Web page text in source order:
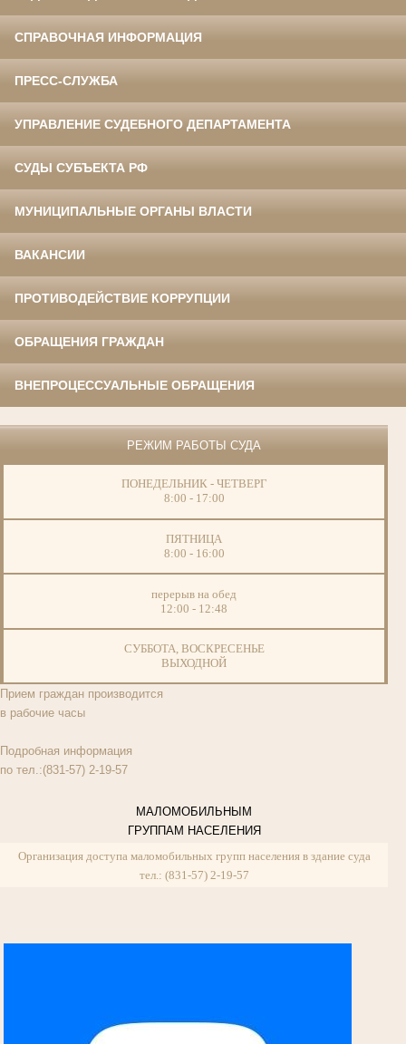
СПРАВОЧНАЯ ИНФОРМАЦИЯ
ПРЕСС-СЛУЖБА
УПРАВЛЕНИЕ СУДЕБНОГО ДЕПАРТАМЕНТА
СУДЫ СУБЪЕКТА РФ
МУНИЦИПАЛЬНЫЕ ОРГАНЫ ВЛАСТИ
ВАКАНСИИ
ПРОТИВОДЕЙСТВИЕ КОРРУПЦИИ
ОБРАЩЕНИЯ ГРАЖДАН
ВНЕПРОЦЕССУАЛЬНЫЕ ОБРАЩЕНИЯ
РЕЖИМ РАБОТЫ СУДА
ПОНЕДЕЛЬНИК - ЧЕТВЕРГ
8:00 - 17:00
ПЯТНИЦА
8:00 - 16:00
перерыв на обед
12:00 - 12:48
СУББОТА, ВОСКРЕСЕНЬЕ
ВЫХОДНОЙ
Прием граждан производится
в рабочие часы
Подробная информация
по тел.:(831-57) 2-19-57
МАЛОМОБИЛЬНЫМ
ГРУППАМ НАСЕЛЕНИЯ
Организация доступа маломобильных групп населения в здание суда
тел.: (831-57) 2-19-57